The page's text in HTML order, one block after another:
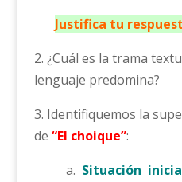
Justifica tu
2. ¿Cuál es la trama
lenguaje predomina?
3. Identifiquemos la
de “El choique”:
a. Situación